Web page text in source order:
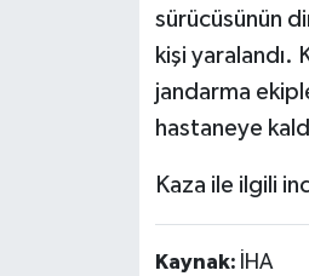
sürücüsünün
kişi yaralandı.
jandarma
hastaneye
Kaza ile ilgili
Kaynak: İHA